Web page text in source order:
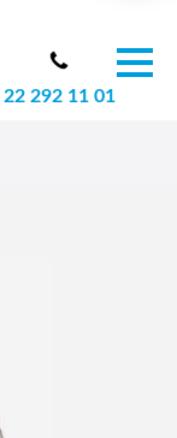
22 292 11 01